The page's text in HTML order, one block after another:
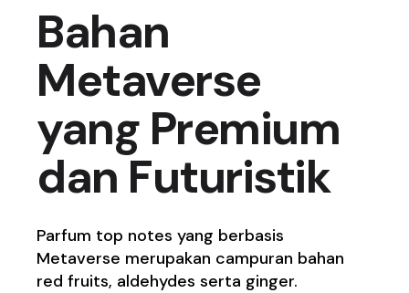
Bahan
Metaverse
yang Premium
dan Futuristik
Parfum top notes yang berbasis
Metaverse merupakan campuran bahan
red fruits, aldehydes serta ginger.